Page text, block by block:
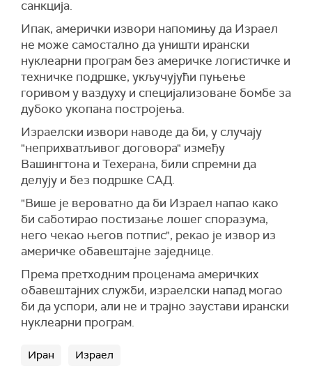
санкција.
Ипак, амерички извори напомињу да Израел
не може самостално да уништи ирански
нуклеарни програм без америчке логистичке и
техничке подршке, укључујући пуњење
горивом у ваздуху и специјализоване бомбе за
дубоко укопана постројења.
Израелски извори наводе да би, у случају
"неприхватљивог договора" између
Вашингтона и Техерана, били спремни да
делују и без подршке САД.
"Више је вероватно да би Израел напао како
би саботирао постизање лошег споразума,
него чекао његов потпис", рекао је извор из
америчке обавештајне заједнице.
Према претходним проценама америчких
обавештајних служби, израелски напад могао
би да успори, али не и трајно заустави ирански
нуклеарни програм.
Иран Израел